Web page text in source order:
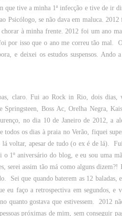
que tive a minha 1ª infecção e tive de ir
Psicólogo, se não dava em maluca. 2012
à minha frente. 2012 foi um ano
por isso que o ano me correu tão mal.
e deixei os estudos suspensos.
claro. Fui ao Rock in Rio, dois
Springsteen, Boss Ac, Orelha Negra,
no dia 10 de Janeiro de 2012, a
todos os dias à praia no Verão, fiquei
voltar, apesar de tudo (o ex é de lá).
1º aniversário do blog, e eu sou uma
serei assim tão má como alguns dizem?!
Sei que quando baterem as 12 baladas,
eu faço a retrospectiva em segundos,
quanto gostava que estivessem.
2012
próximas de mim, sem conseguir